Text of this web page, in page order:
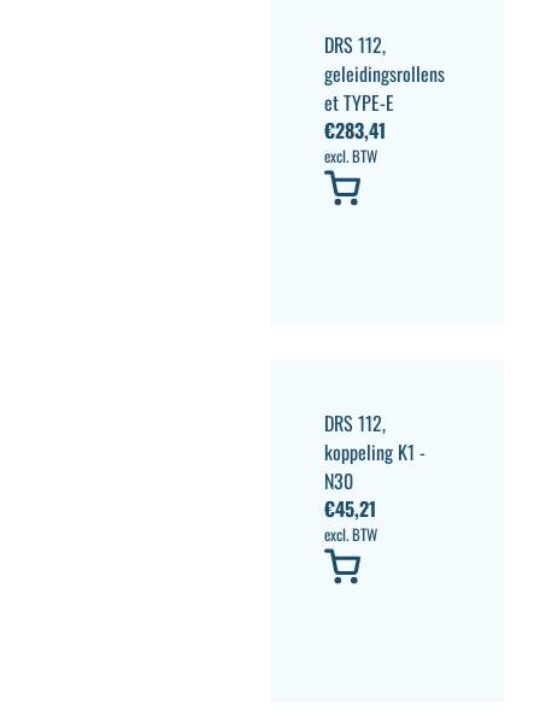
DRS 112,
geleidingsrollens
et TYPE-E
€283,41
excl. BTW
DRS 112,
koppeling K1 -
N30
€45,21
excl. BTW